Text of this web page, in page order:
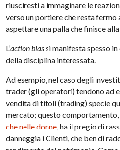
riusciresti a immaginare le
verso un portiere che resta fermo
aspettare una palla che finisce
L’action biassi manifesta spesso
della disciplina interessata.
Ad esempio, nel caso degli
trader (gli operatori) tendono ad
vendita di titoli (trading) specie
mercato; questo comportamento,
che nelle donne, ha il pregio di
danneggia i Clienti, che ben di